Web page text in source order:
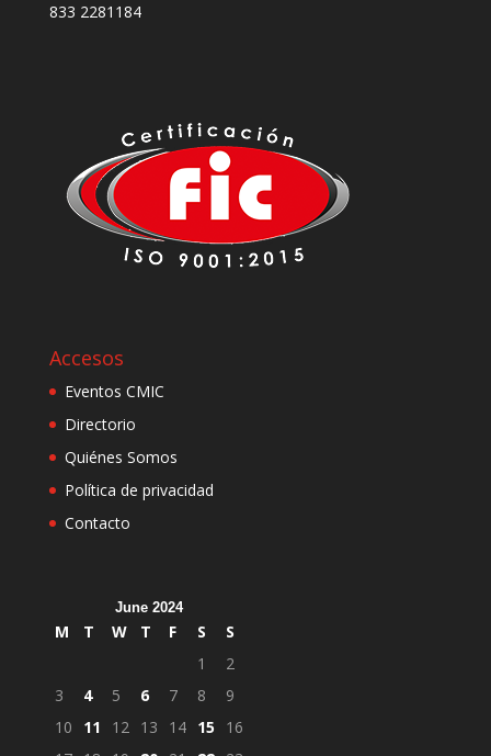
833 2281184
Accesos
Eventos CMIC
Directorio
Quiénes Somos
Política de privacidad
Contacto
June 2024
M T W T F S
S
1
2
3
4 5 6 7 8
9
10
11 12 13 14 15
16